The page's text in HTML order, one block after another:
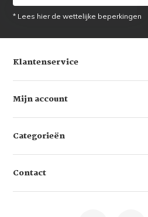
* Lees hier de wettelijke beperkingen
Klantenservice
Mijn account
Categorieën
Contact